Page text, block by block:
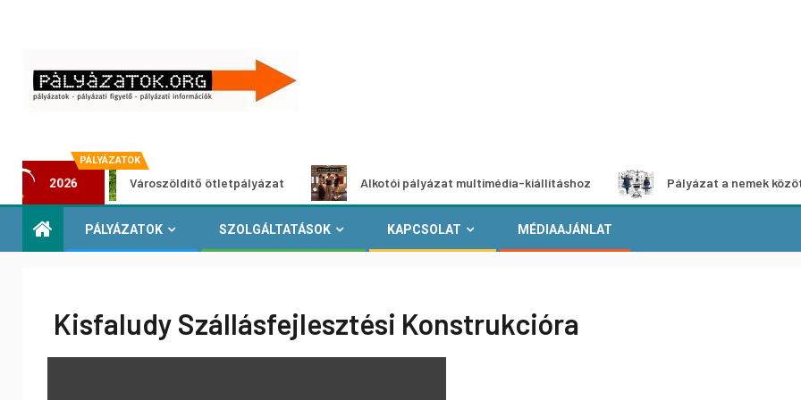
PÁLYÁZATOK
2026Városzöldítő ötletpályázat Alkotói pályázat multimédia-kiállításhoz Pályázat a nemek közötti
PÁLYÁZATOK SZOLGÁLTATÁSOK KAPCSOLAT MÉDIAAJÁNLAT
Kisfaludy Szállásfejlesztési Konstrukcióra